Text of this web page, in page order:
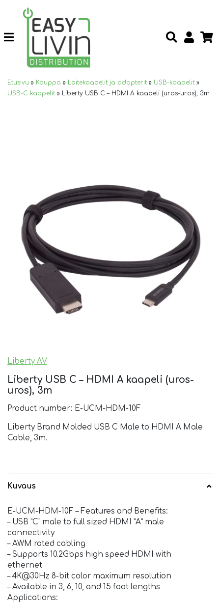
Etusivu » Kauppa » Laitekaapelit ja adapterit » USB-kaapelit »
USB-C kaapelit » Liberty USB C – HDMI A kaapeli (uros-uros), 3m
Liberty AV
Liberty USB C – HDMI A kaapeli (uros-
uros), 3m
Product number: E-UCM-HDM-10F
Liberty Brand Molded USB C Male to HDMI A Male
Cable, 3m.
Kuvaus
E-UCM-HDM-10F – Features and Benefits:
– USB ”C” male to full sized HDMI ”A” male
connectivity
– AWM rated cabling
– Supports 10.2Gbps high speed HDMI with
ethernet
– 4K@30Hz 8-bit color maximum resolution
– Available in 3, 6, 10, and 15 foot lengths
Applications: